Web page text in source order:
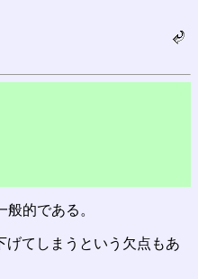
的である。
てしまうという欠点もあ